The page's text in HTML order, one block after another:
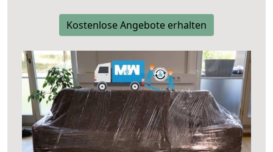
Kostenlose Angebote erhalten